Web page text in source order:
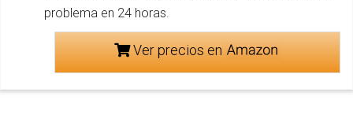
problema en 24 horas.
Ver precios en